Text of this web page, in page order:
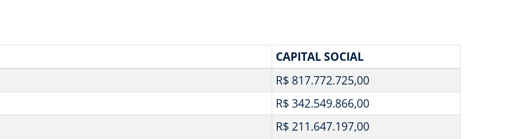
CAPITAL SOCIAL
R$ 817.772.725,00
R$ 342.549.866,00
R$ 211.647.197,00